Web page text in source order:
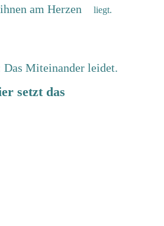
am Herzen
liegt.
Das Miteinander leidet.
setzt das